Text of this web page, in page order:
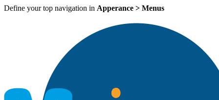
Define your top navigation in Apperance > Menus